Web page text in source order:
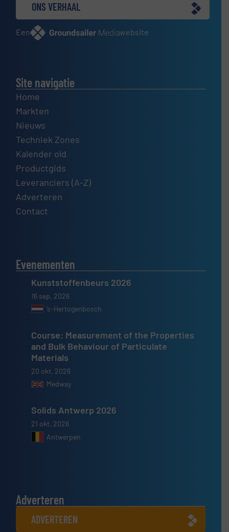
ONS VERHAAL
Een website
Site navigatie
Home
Markten
Nieuws
Techniek Zones
Kalender old
Productgids
Leveranciers (A-Z)
Adverteren
Contact
Evenementen
Kunststoffenbeurs 2026
16 sep, 2026
’s-Hertogenbosch
Course: Measurement of the Properties
and Bulk Behaviour of Particulate
Materials
20 okt, 2026
Medway
Solids Antwerp 2026
21 okt, 2026
Antwerpen
Adverteren
ADVERTEREN